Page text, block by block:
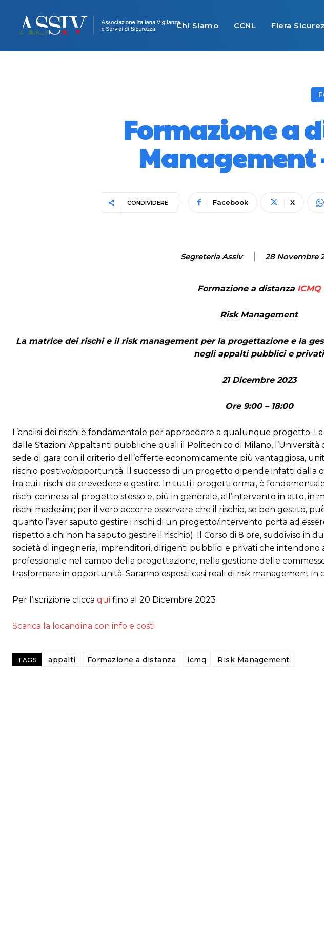
Chi Siamo CCNL Fiera
Formazione a
Management
CONDIVIDERE Facebook X
Segreteria Assiv 28 Novembre
Formazione a distanza ICMQ
Risk Management
La matrice dei rischi e il risk management per la progettazione e la
negli appalti pubblici e privati
21 Dicembre 2023
Ore 9:00 – 18:00
L’analisi dei rischi è fondamentale per approcciare a qualunque progetto.
dalle Stazioni Appaltanti pubbliche quali il Politecnico di Milano,
sede di gara con il criterio dell’offerte economicamente più vantaggiosa,
rischio positivo/opportunità. Il successo di un progetto dipende infatti dalla
fra cui i rischi da prevedere e gestire. In tutti i progetti ormai, è
rischi connessi al progetto stesso e, più in generale, all’intervento in atto,
rischi medesimi; per il vero occorre osservare che il rischio, se ben gestito,
quanto l’aver saputo gestire i rischi di un progetto/intervento porta ad
rispetto a chi non ha saputo gestire il rischio). Il Corso di 8 ore, suddiviso in
società di ingegneria, imprenditori, dirigenti pubblici e privati che
professionale nel campo della progettazione, nella gestione delle
trasformare in opportunità. Saranno esposti casi reali di risk management
Per l’iscrizione clicca qui fino al 20 Dicembre 2023
Scarica la locandina con info e costi
TAGS appalti Formazione a distanza icmq Risk Management